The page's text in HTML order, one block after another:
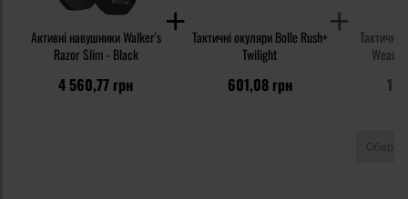
Активні навушники Walker's
Razor Slim - Black
4 560,77 грн
Тактичні окуляри Bolle Rush+
Twilight
601,08 грн
Тактичні
Wear
1